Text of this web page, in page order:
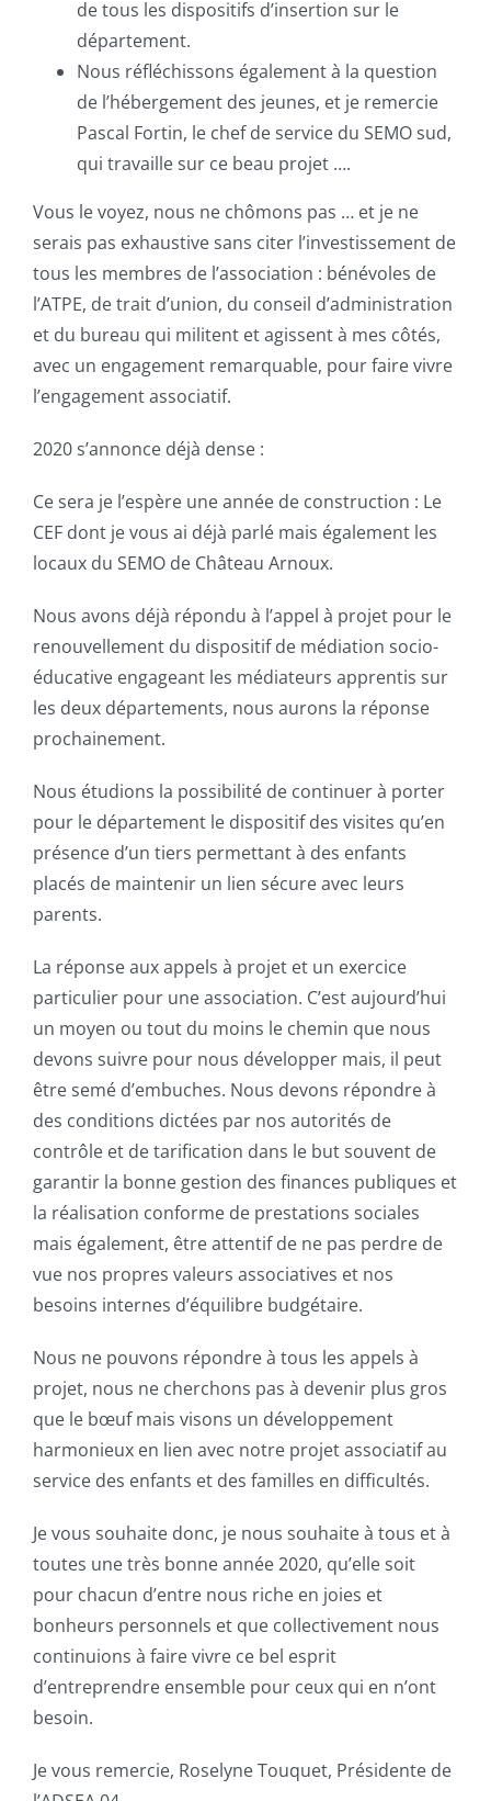
de tous les dispositifs d’insertion sur le
département.
Nous réfléchissons également à la question
de l’hébergement des jeunes, et je remercie
Pascal Fortin, le chef de service du SEMO sud,
qui travaille sur ce beau projet ….
Vous le voyez, nous ne chômons pas … et je ne
serais pas exhaustive sans citer l’investissement de
tous les membres de l’association : bénévoles de
l’ATPE, de trait d’union, du conseil d’administration
et du bureau qui militent et agissent à mes côtés,
avec un engagement remarquable, pour faire vivre
l’engagement associatif.
2020 s’annonce déjà dense :
Ce sera je l’espère une année de construction : Le
CEF dont je vous ai déjà parlé mais également les
locaux du SEMO de Château Arnoux.
Nous avons déjà répondu à l’appel à projet pour le
renouvellement du dispositif de médiation socio-
éducative engageant les médiateurs apprentis sur
les deux départements, nous aurons la réponse
prochainement.
Nous étudions la possibilité de continuer à porter
pour le département le dispositif des visites qu’en
présence d’un tiers permettant à des enfants
placés de maintenir un lien sécure avec leurs
parents.
La réponse aux appels à projet et un exercice
particulier pour une association. C’est aujourd’hui
un moyen ou tout du moins le chemin que nous
devons suivre pour nous développer mais, il peut
être semé d’embuches. Nous devons répondre à
des conditions dictées par nos autorités de
contrôle et de tarification dans le but souvent de
garantir la bonne gestion des finances publiques et
la réalisation conforme de prestations sociales
mais également, être attentif de ne pas perdre de
vue nos propres valeurs associatives et nos
besoins internes d’équilibre budgétaire.
Nous ne pouvons répondre à tous les appels à
projet, nous ne cherchons pas à devenir plus gros
que le bœuf mais visons un développement
harmonieux en lien avec notre projet associatif au
service des enfants et des familles en difficultés.
Je vous souhaite donc, je nous souhaite à tous et à
toutes une très bonne année 2020, qu’elle soit
pour chacun d’entre nous riche en joies et
bonheurs personnels et que collectivement nous
continuions à faire vivre ce bel esprit
d’entreprendre ensemble pour ceux qui en n’ont
besoin.
Je vous remercie, Roselyne Touquet, Présidente de